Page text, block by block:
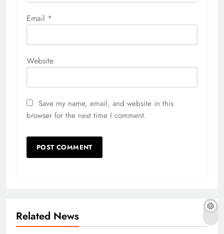
Email *
Website
Save my name, email, and website in this
browser for the next time I comment.
Related News